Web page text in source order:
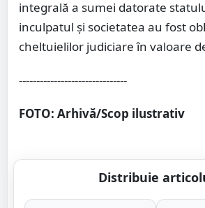
integrală a sumei datorate
inculpatul și societatea au fost
cheltuielilor judiciare în valoare
-------------------------------
FOTO: Arhivă/Scop ilustrativ
Distribuie